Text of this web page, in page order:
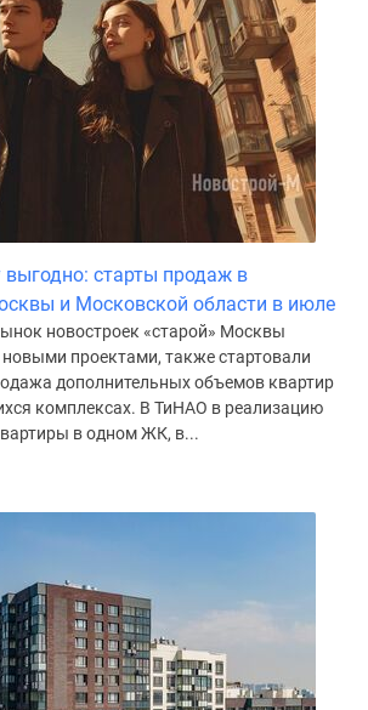
выгодно: старты продаж в
и Московской области в июле
новостроек «старой» Москвы
проектами, также стартовали
дополнительных объемов квартир
комплексах. В ТиНАО в реализацию
в одном ЖК, в...